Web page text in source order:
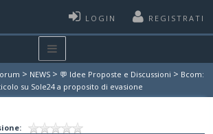
LOGIN REGISTRATI
> NEWS > 💬 Idee Proposte e Discussioni > Bcom:
su Sole24 a proposito di evasione